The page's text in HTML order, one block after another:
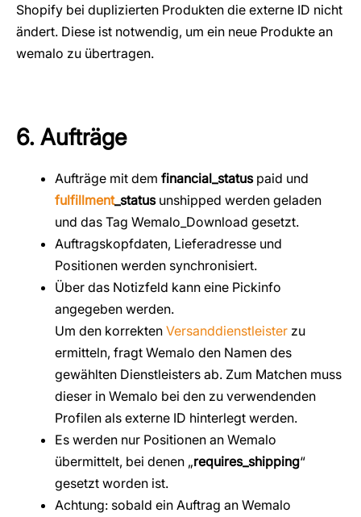
Shopify bei duplizierten Produkten die externe ID nicht
ändert. Diese ist notwendig, um ein neue Produkte an
wemalo zu übertragen.
6. Aufträge
Aufträge mit dem financial_statuspaid und
fulfillment_statusunshipped werden geladen
und das Tag Wemalo_Download gesetzt.
Auftragskopfdaten, Lieferadresse und
Positionen werden synchronisiert.
Über das Notizfeld kann eine Pickinfo
angegeben werden.
Um den korrekten Versanddienstleister zu
ermitteln, fragt Wemalo den Namen des
gewählten Dienstleisters ab. Zum Matchen muss
dieser in Wemalo bei den zu verwendenden
Profilen als externe ID hinterlegt werden.
Es werden nur Positionen an Wemalo
übermittelt, bei denen „requires_shipping“
gesetzt worden ist.
Achtung: sobald ein Auftrag an Wemalo